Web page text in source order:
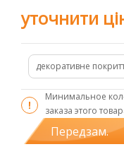
уточнити
декоративне
Минимальное
заказа этого
Передзам.